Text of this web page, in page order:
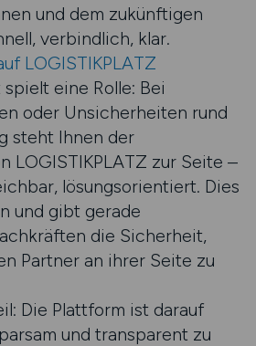
und dem zukünftigen
verbindlich, klar.
LOGISTIKPLATZ
eine Rolle: Bei
oder Unsicherheiten rund
steht Ihnen der
LOGISTIKPLATZ zur Seite –
lösungsorientiert. Dies
und gibt gerade
die Sicherheit,
Partner an ihrer Seite zu
Die Plattform ist darauf
und transparent zu